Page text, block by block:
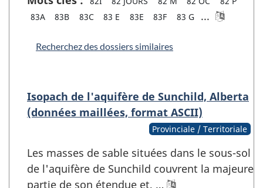
83A
83B 83C 83 E 83E 83F 83 G ...
Recherchez des dossiers similaires
Isopach de l'aquifère de Sunchild, Alberta
(données maillées, format ASCII)
Provinciale / Territoriale
Les masses de sable situées dans le sous-sol
de l'aquifère de Sunchild couvrent la majeure
partie de son étendue et, …